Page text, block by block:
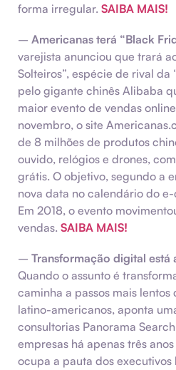
forma irregular. SAIBA MAIS!
– Americanas terá “Black
varejista anunciou que trará
Solteiros”, espécie de rival da
pelo gigante chinês Alibaba
maior evento de vendas
novembro, o site
de 8 milhões de produtos
ouvido, relógios e drones,
grátis. O objetivo, segundo a
nova data no calendário do
Em 2018, o evento
vendas. SAIBA MAIS!
– Transformação digital está
Quando o assunto é
caminha a passos mais lentos
latino-americanos, aponta
consultorias Panorama
empresas há apenas três
ocupa a pauta dos executivos